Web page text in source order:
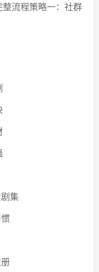
流程策略一：社群
集